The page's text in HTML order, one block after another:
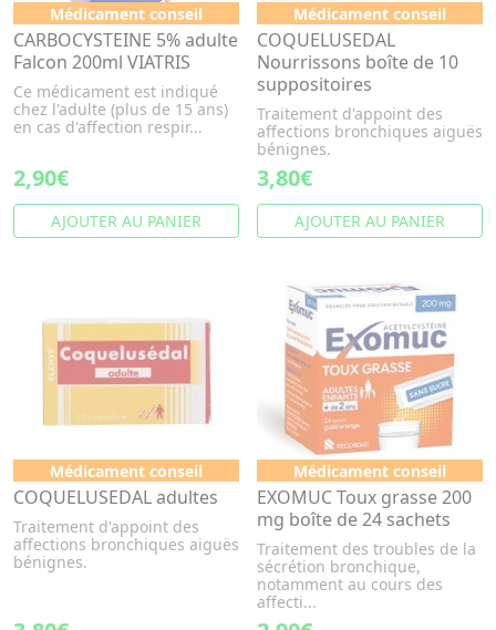
Médicament conseil
CARBOCYSTEINE 5% adulte
Falcon 200ml VIATRIS
Ce médicament est indiqué
chez l'adulte (plus de 15 ans)
en cas d'affection respir...
2,90€
AJOUTER AU PANIER
Médicament conseil
COQUELUSEDAL
Nourrissons boîte de 10
suppositoires
Traitement d'appoint des
affections bronchiques aiguës
bénignes.
3,80€
AJOUTER AU PANIER
Médicament conseil
COQUELUSEDAL adultes
Traitement d'appoint des
affections bronchiques aiguës
bénignes.
Médicament conseil
EXOMUC Toux grasse 200
mg boîte de 24 sachets
Traitement des troubles de la
sécrétion bronchique,
notamment au cours des
affecti...